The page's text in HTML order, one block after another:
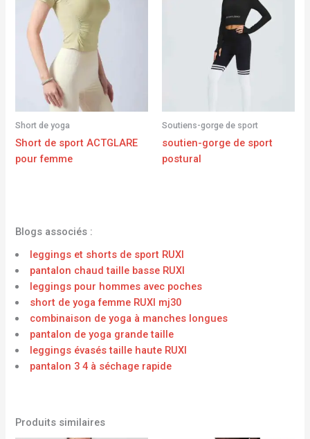
Short de yoga
Short de sport ACTGLARE
pour femme
Soutiens-gorge de sport
soutien-gorge de sport
postural
Blogs associés :
leggings et shorts de sport RUXI
pantalon chaud taille basse RUXI
leggings pour hommes avec poches
short de yoga femme RUXI mj30
combinaison de yoga à manches longues
pantalon de yoga grande taille
leggings évasés taille haute RUXI
pantalon 3 4 à séchage rapide
Produits similaires